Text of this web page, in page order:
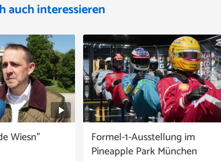
auch interessieren
Wiesn"
Formel-1-Ausstellung im
Pineapple Park München